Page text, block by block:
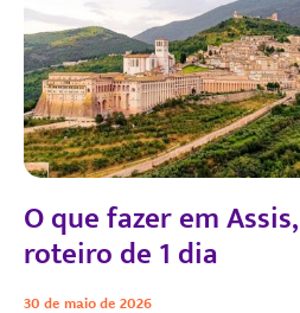
O que fazer em
roteiro de 1 dia
30 de maio de 2026